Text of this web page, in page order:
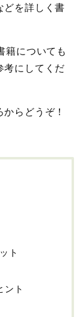
どを詳しく書
籍についても
考にしてくだ
らどうぞ！
ト
ント